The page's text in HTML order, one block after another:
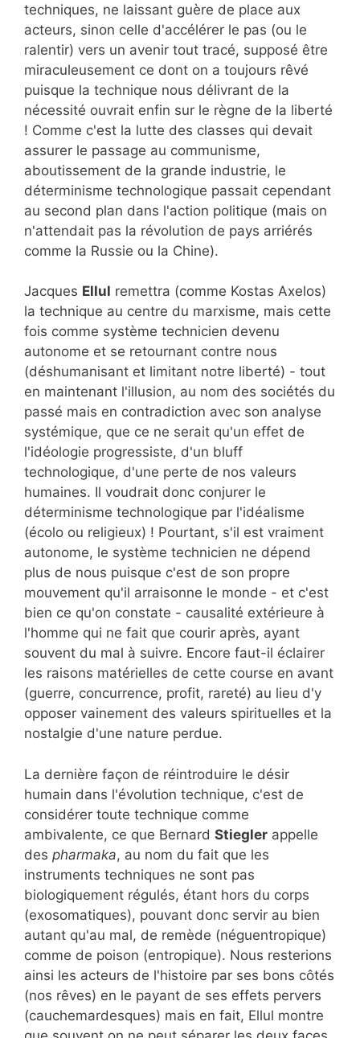
techniques, ne laissant guère de place aux
acteurs, sinon celle d'accélérer le pas (ou le
ralentir) vers un avenir tout tracé, supposé être
miraculeusement ce dont on a toujours rêvé
puisque la technique nous délivrant de la
nécessité ouvrait enfin sur le règne de la liberté
! Comme c'est la lutte des classes qui devait
assurer le passage au communisme,
aboutissement de la grande industrie, le
déterminisme technologique passait cependant
au second plan dans l'action politique (mais on
n'attendait pas la révolution de pays arriérés
comme la Russie ou la Chine).
Jacques Ellul remettra (comme Kostas Axelos)
la technique au centre du marxisme, mais cette
fois comme système technicien devenu
autonome et se retournant contre nous
(déshumanisant et limitant notre liberté) - tout
en maintenant l'illusion, au nom des sociétés du
passé mais en contradiction avec son analyse
systémique, que ce ne serait qu'un effet de
l'idéologie progressiste, d'un bluff
technologique, d'une perte de nos valeurs
humaines. Il voudrait donc conjurer le
déterminisme technologique par l'idéalisme
(écolo ou religieux) ! Pourtant, s'il est vraiment
autonome, le système technicien ne dépend
plus de nous puisque c'est de son propre
mouvement qu'il arraisonne le monde - et c'est
bien ce qu'on constate - causalité extérieure à
l'homme qui ne fait que courir après, ayant
souvent du mal à suivre. Encore faut-il éclairer
les raisons matérielles de cette course en avant
(guerre, concurrence, profit, rareté) au lieu d'y
opposer vainement des valeurs spirituelles et la
nostalgie d'une nature perdue.
La dernière façon de réintroduire le désir
humain dans l'évolution technique, c'est de
considérer toute technique comme
ambivalente, ce que Bernard Stiegler appelle
des pharmaka, au nom du fait que les
instruments techniques ne sont pas
biologiquement régulés, étant hors du corps
(exosomatiques), pouvant donc servir au bien
autant qu'au mal, de remède (néguentropique)
comme de poison (entropique). Nous resterions
ainsi les acteurs de l'histoire par ses bons côtés
(nos rêves) en le payant de ses effets pervers
(cauchemardesques) mais en fait, Ellul montre